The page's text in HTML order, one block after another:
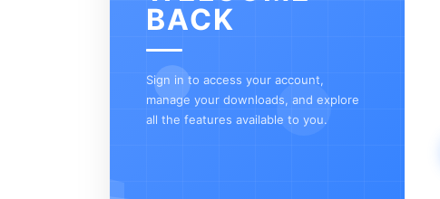
BACK
Sign in to access your account,
manage your downloads, and explore
all the features available to you.